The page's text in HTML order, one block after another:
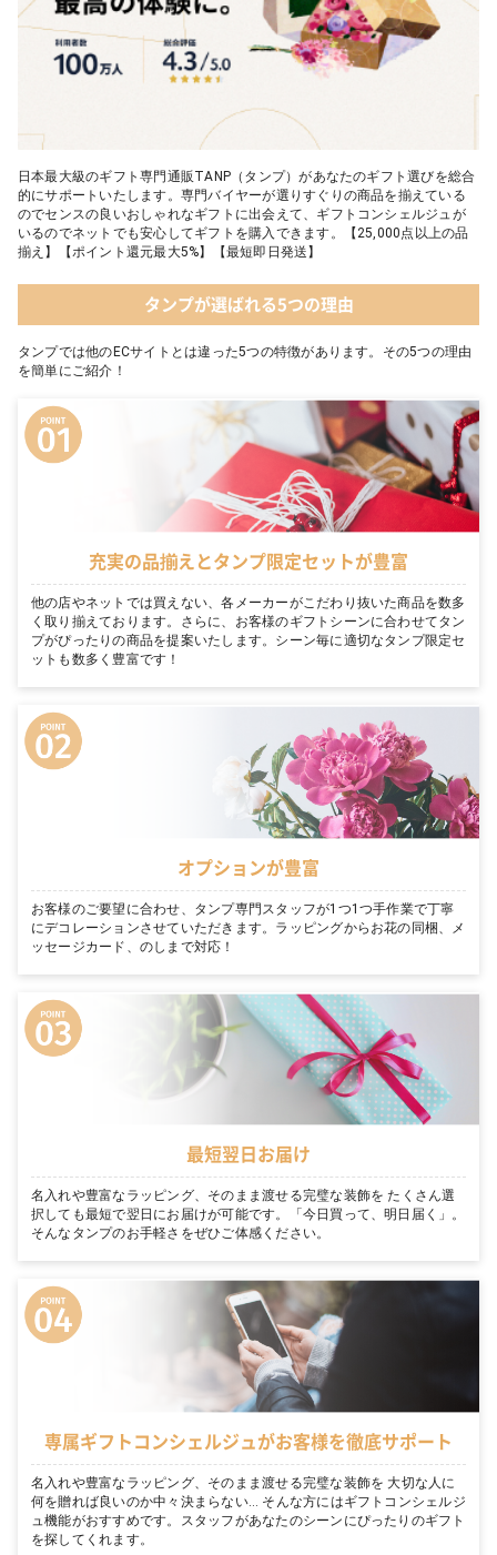
日本最大級のギフト専門通販TANP（タンプ）があなたのギフト選びを総合
的にサポートいたします。専門バイヤーが選りすぐりの商品を揃えている
のでセンスの良いおしゃれなギフトに出会えて、ギフトコンシェルジュが
いるのでネットでも安心してギフトを購入できます。【25,000点以上の品
揃え】【ポイント還元最大5%】【最短即日発送】
タンプが選ばれる5つの理由
タンプでは他のECサイトとは違った5つの特徴があります。その5つの理由
を簡単にご紹介！
充実の品揃えとタンプ限定セットが豊富
他の店やネットでは買えない、各メーカーがこだわり抜いた商品を数多
く取り揃えております。さらに、お客様のギフトシーンに合わせてタン
プがぴったりの商品を提案いたします。シーン毎に適切なタンプ限定セ
ットも数多く豊富です！
オプションが豊富
お客様のご要望に合わせ、タンプ専門スタッフが1つ1つ手作業で丁寧
にデコレーションさせていただきます。ラッピングからお花の同梱、メ
ッセージカード、のしまで対応！
最短翌日お届け
名入れや豊富なラッピング、そのまま渡せる完璧な装飾を たくさん選
択しても最短で翌日にお届けが可能です。「今日買って、明日届く」。
そんなタンプのお手軽さをぜひご体感ください。
専属ギフトコンシェルジュがお客様を徹底サポート
名入れや豊富なラッピング、そのまま渡せる完璧な装飾を 大切な人に
何を贈れば良いのか中々決まらない… そんな方にはギフトコンシェルジ
ュ機能がおすすめです。スタッフがあなたのシーンにぴったりのギフト
を探してくれます。